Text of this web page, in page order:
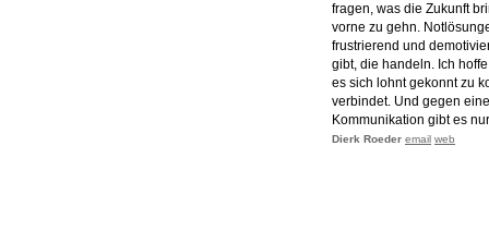
fragen, was die Zukunft
vorne zu gehn.
frustrierend und
gibt, die handeln. Ich
es sich lohnt gekonnt zu
verbindet. Und gegen
Kommunikation gibt es
Dierk Roeder email web